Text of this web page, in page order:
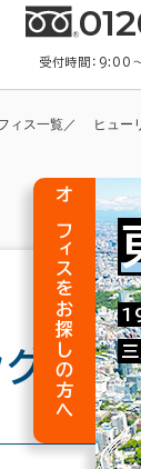
受付時間：9:00
ィス一覧 ヒュー
の建
オフィスをお探しの方へ